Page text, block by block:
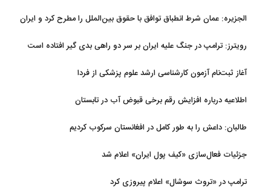
الجزیره: عمان شرط انطباق توافق با حقوق بین‌الملل را مطرح کرد و ایران
رویترز: ترامپ در جنگ علیه ایران بر سر دو راهی بدی گیر افتاده است
آغاز ثبت‌نام‌ آزمون کارشناسی ارشد علوم پزشکی از فردا
اطلاعیه درباره افزایش رقم برخی قبوض آب در تابستان
طالبان: داعش را به طور کامل در افغانستان سرکوب کردیم
جزئیات فعال‌سازی «کیف پول ایران» اعلام شد
ترامپ در «تروث سوشال» اعلام پیروزی کرد